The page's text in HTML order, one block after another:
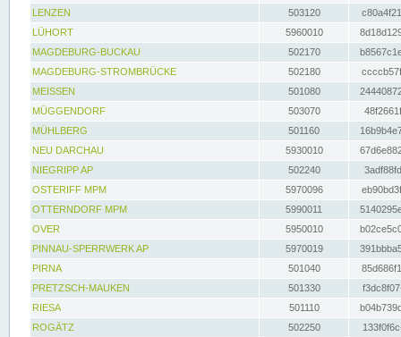
LENZEN
503120
LÜHORT
5960010
MAGDEBURG-BUCKAU
502170
MAGDEBURG-STROMBRÜCKE
502180
MEISSEN
501080
MÜGGENDORF
503070
MÜHLBERG
501160
NEU DARCHAU
5930010
NIEGRIPP AP
502240
OSTERIFF MPM
5970096
OTTERNDORF MPM
5990011
OVER
5950010
PINNAU-SPERRWERK AP
5970019
PIRNA
501040
PRETZSCH-MAUKEN
501330
RIESA
501110
ROGÄTZ
502250